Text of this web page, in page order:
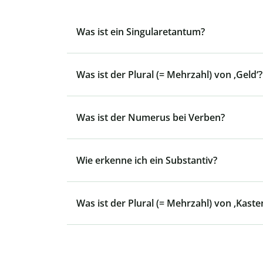
Was ist ein Singularetantum?
Was ist der Plural (= Mehrzahl) von ‚Geld‘?
Was ist der Numerus bei Verben?
Wie erkenne ich ein Substantiv?
Was ist der Plural (= Mehrzahl) von